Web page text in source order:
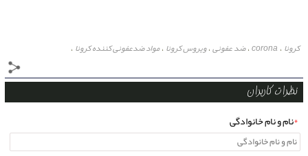
کرونا ، corona،ضد عفونی،ویروس کرونا ،مواد ضدعفونی کننده کرونا ،
از بین بردن ویروس،کورونای جدید،از بین بردن کرونا،
نظرات کاربران
*نام و نام خانوادگی